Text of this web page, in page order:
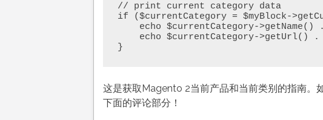
// print current category data
if ($currentCategory = $myBlock-
}
这是获取Magento 2当前产品和当前类别的指南。
下面的评论部分！